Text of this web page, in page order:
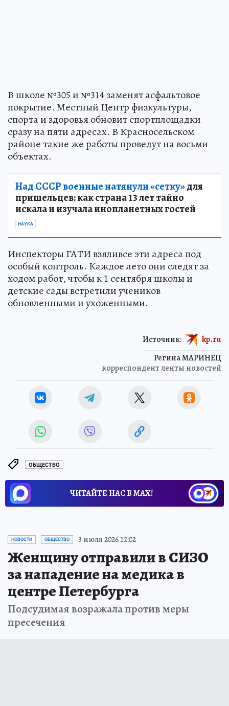
В школе №305 и №314 заменят асфальтовое
покрытие. Местный Центр физкультуры,
спорта и здоровья обновит спортплощадки
сразу на пяти адресах. В Красносельском
районе такие же работы проведут на восьми
объектах.
Над СССР военные натянули «сетку»для
пришельцев: как страна 13 лет тайно
искала и изучала инопланетных гостей
НАУКА
Инспекторы ГАТИ взяливсе эти адреса под
особый контроль. Каждое лето они следят за
ходом работ, чтобы к 1 сентября школы и
детские сады встретили учеников
обновленными и ухоженными.
Регина МАРИНЕЦ
корреспондент ленты новостей
Источник: kp.ru
ОБЩЕСТВО
ЧИТАЙТЕ НАС В МАХ!
НОВОСТИ ОБЩЕСТВО 3 июля 2026 12:02
Женщину отправили в СИЗО
за нападение на медика в
центре Петербурга
Подсудимая возражала против меры
пресечения